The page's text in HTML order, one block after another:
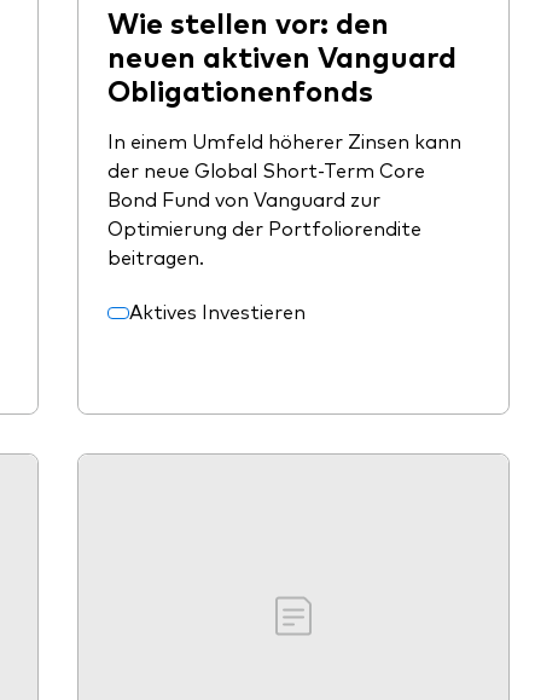
Wie stellen vor: den
neuen aktiven Vanguard
Obligationenfonds
In einem Umfeld höherer Zinsen kann
der neue Global Short-Term Core
Bond Fund von Vanguard zur
Optimierung der Portfoliorendite
beitragen.
Aktives Investieren